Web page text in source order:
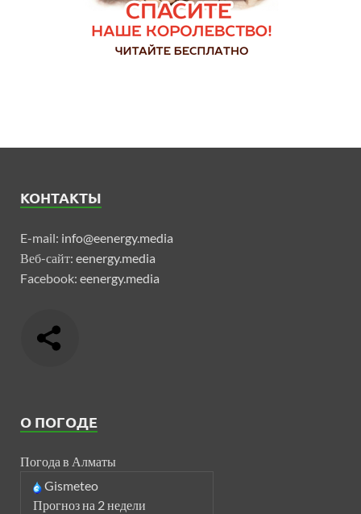
КОНТАКТЫ
E-mail: info@eenergy.media
Веб-сайт: eenergy.media
Facebook: eenergy.media
О ПОГОДЕ
Погода в Алматы
Gismeteo
Прогноз на 2 недели